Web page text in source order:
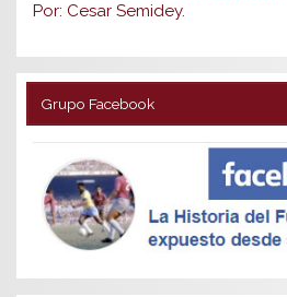
Por: Cesar Semidey.
Grupo Facebook